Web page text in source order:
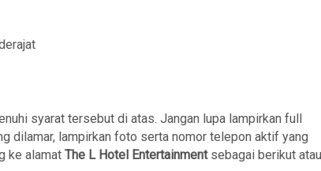
syarat tersebut di atas. Jangan lupa lampirkan full
dilamar, lampirkan foto serta nomor telepon aktif yang
ke alamat The L Hotel Entertainmentsebagai berikut atau